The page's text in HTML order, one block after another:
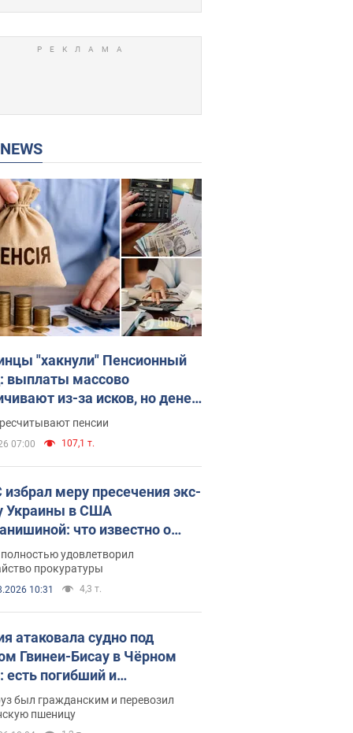
NEWS
"хакнули" Пенсионный
выплаты массово
из-за исков, но денег
пенсии
07:00 107,1 т.
меру пресечения экс-
Украины в США
что известно о
удовлетворил
прокуратуры
10:31 4,3 т.
атаковала судно под
Гвинеи-Бисау в Чёрном
есть погибший и
был гражданским и перевозил
пшеницу